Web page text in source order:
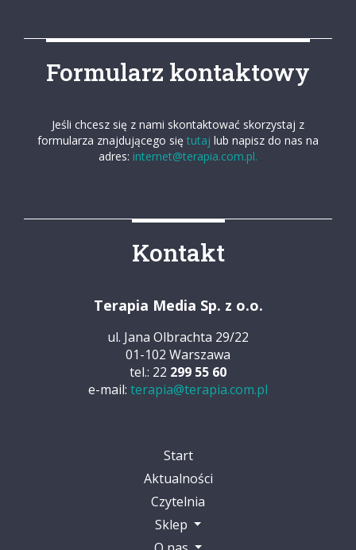
Formularz kontaktowy
Jeśli chcesz się z nami skontaktować skorzystaj z
formularza znajdującego się tutaj lub napisz do nas na
adres: internet@terapia.com.pl.
Kontakt
Terapia Media Sp. z o.o.
ul. Jana Olbrachta 29/22
01-102 Warszawa
tel.: 22 299 55 60
e-mail: terapia@terapia.com.pl
Start
Aktualności
Czytelnia
Sklep